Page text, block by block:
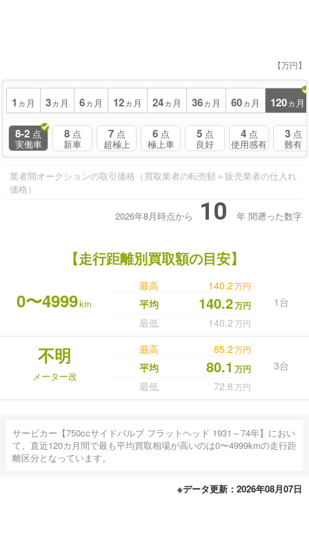
【万円】
1 ヵ月 3ヵ月 6ヵ月 12ヵ月 24ヵ月 36ヵ月 60ヵ月 120ヵ月
8-2 点
実働車
8 点
新車
7 点
超極上
6 点
極上車
5 点
良好
4 点
使用感有
3 点
難有
業者間オークションの取引価格（買取業者の転売額＝販売業者の仕入れ
価格）
2026年8月時点から 10 年 間遡った数字
【走行距離別買取額の目安】
0〜4999km
最高 140.2万円
1台
平均 140.2万円
最低 140.2万円
不明
メーター改
最高 85.2万円
3台
平均 80.1 万円
最低 72.8万円
サービカー【750ccサイドバルブ フラットヘッド 1931～74年】におい
て。直近120カ月間で最も平均買取相場が高いのは0〜4999kmの走行距
離区分となっています。
※データ更新：2026年08月07日